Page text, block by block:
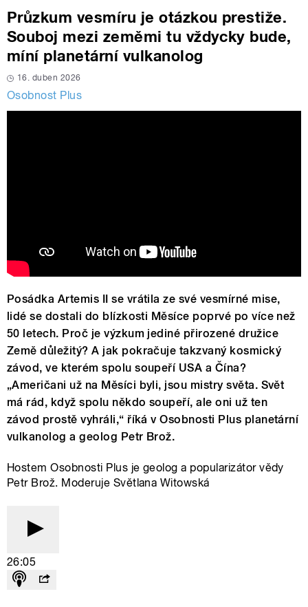
Průzkum vesmíru je otázkou prestiže.
Souboj mezi zeměmi tu vždycky bude,
míní planetární vulkanolog
16. duben 2026
Osobnost Plus
Posádka Artemis II se vrátila ze své vesmírné mise,
lidé se dostali do blízkosti Měsíce poprvé po více než
50 letech. Proč je výzkum jediné přirozené družice
Země důležitý? A jak pokračuje takzvaný kosmický
závod, ve kterém spolu soupeří USA a Čína?
„Američani už na Měsíci byli, jsou mistry světa. Svět
má rád, když spolu někdo soupeří, ale oni už ten
závod prostě vyhráli,“ říká v Osobnosti Plus planetární
vulkanolog a geolog Petr Brož.
Hostem Osobnosti Plus je geolog a popularizátor vědy
Petr Brož. Moderuje Světlana Witowská
26:05